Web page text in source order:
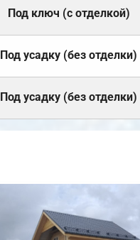
Под ключ (с отделкой)
Под усадку (без отделки)
Под усадку (без отделки)